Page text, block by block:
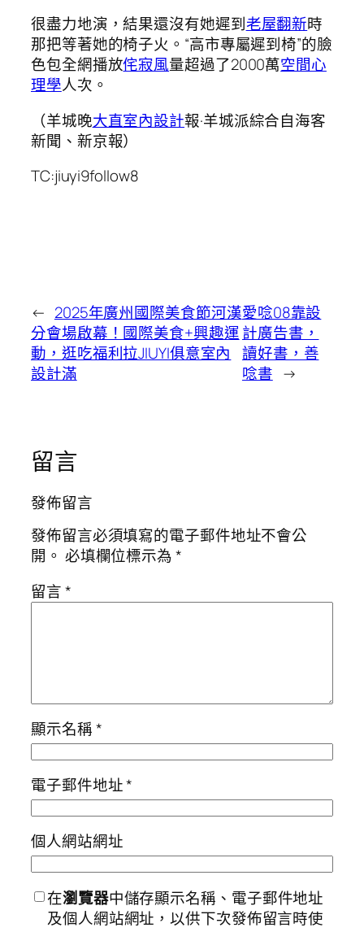
很盡力地演，結果還沒有她遲到老屋翻新時
那把等著她的椅子火。“高市專屬遲到椅”的臉
色包全網播放侘寂風量超過了2000萬空間心
理學人次。
（羊城晚大直室內設計報·羊城派綜合自海客
新聞、新京報）
TC:jiuyi9follow8
← 2025年廣州國際美食節河漢
分會場啟幕！國際美食+興趣運
動，逛吃福利拉JIUYI俱意室內
設計滿
愛唸08靠設
計廣告書，
讀好書，善
唸書 →
留言
發佈留言
發佈留言必須填寫的電子郵件地址不會公
開。 必填欄位標示為*
留言*
顯示名稱*
電子郵件地址*
個人網站網址
在瀏覽器中儲存顯示名稱、電子郵件地址
及個人網站網址，以供下次發佈留言時使